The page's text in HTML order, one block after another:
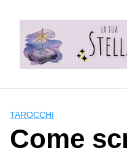
content
TAROCCHI
Come